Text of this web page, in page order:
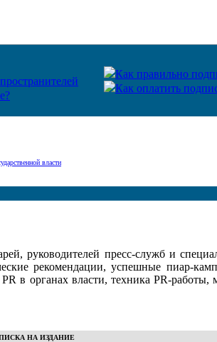
Как правильно
Как оплатить
власти
руководителей пресс-служб и
рекомендации, успешные пиар-
в органах власти, техника PR-
НА ИЗДАНИЕ